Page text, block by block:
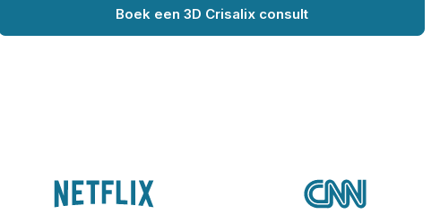
Boek een 3D Crisalix consult